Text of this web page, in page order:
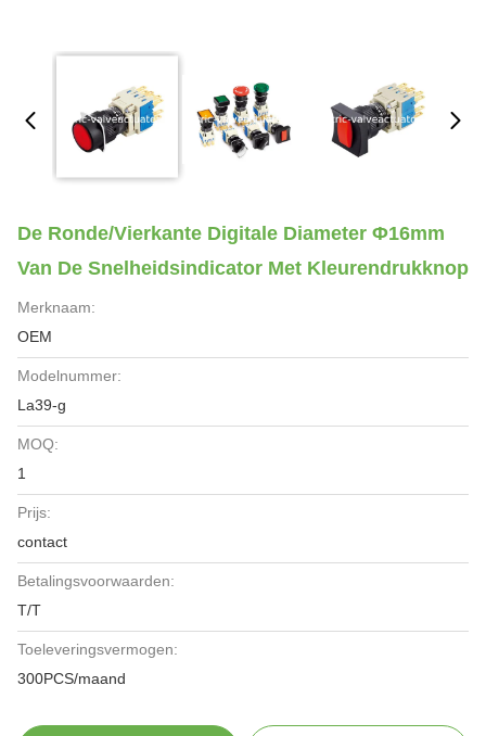
De Ronde/Vierkante Digitale Diameter Φ16mm
Van De Snelheidsindicator Met Kleurendrukknop
Merknaam:
OEM
Modelnummer:
La39-g
MOQ:
1
Prijs:
contact
Betalingsvoorwaarden:
T/T
Toeleveringsvermogen:
300PCS/maand